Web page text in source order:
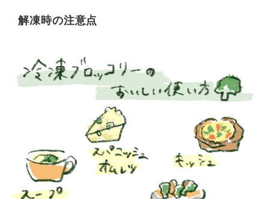
解凍時の注意点